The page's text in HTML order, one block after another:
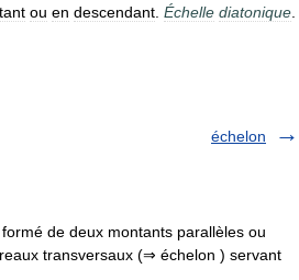
ou en descendant Échelle diatonique
échelon
de deux montants parallèles ou
transversaux (⇒ échelon ) servant